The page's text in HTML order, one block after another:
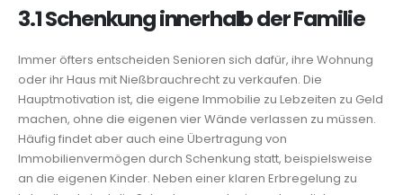
3.1 Schenkung innerhalb der Familie
Immer öfters entscheiden Senioren sich dafür, ihre Wohnung
oder ihr Haus mit Nießbrauchrecht zu verkaufen. Die
Hauptmotivation ist, die eigene Immobilie zu Lebzeiten zu Geld
machen, ohne die eigenen vier Wände verlassen zu müssen.
Häufig findet aber auch eine Übertragung von
Immobilienvermögen durch Schenkung statt, beispielsweise
an die eigenen Kinder. Neben einer klaren Erbregelung zu